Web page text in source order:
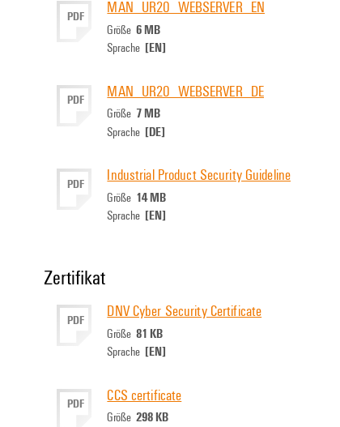
PDF MAN_UR20_WEBSERVER_EN
Größe6 MB
Sprache [EN]
PDF MAN_UR20_WEBSERVER_DE
Größe 7 MB
Sprache [DE]
PDF Industrial Product Security Guideline
Größe 14 MB
Sprache [EN]
Zertifikat
PDF DNV Cyber Security Certificate
Größe81 KB
Sprache [EN]
PDF CCS certificate
Größe298 KB